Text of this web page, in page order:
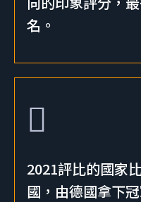
名。
2021評比的國家
國，由德國拿下